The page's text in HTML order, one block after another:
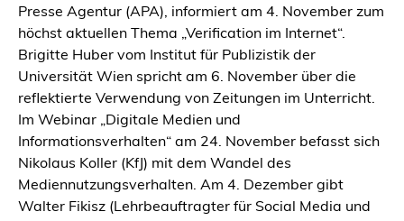
Presse Agentur (APA), informiert am 4. November zum
höchst aktuellen Thema „Verification im Internet“.
Brigitte Huber vom Institut für Publizistik der
Universität Wien spricht am 6. November über die
reflektierte Verwendung von Zeitungen im Unterricht.
Im Webinar „Digitale Medien und
Informationsverhalten“ am 24. November befasst sich
Nikolaus Koller (KfJ) mit dem Wandel des
Mediennutzungsverhalten. Am 4. Dezember gibt
Walter Fikisz (Lehrbeauftragter für Social Media und